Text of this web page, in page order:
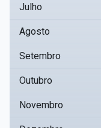
Julho
Agosto
Setembro
Outubro
Novembro